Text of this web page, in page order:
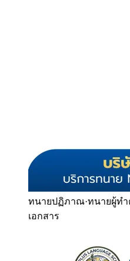
ทนายปฏิภาณ·ทนายผู้ทำ
เอกสาร